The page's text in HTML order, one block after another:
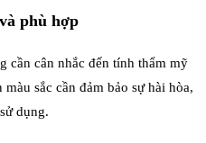
phù hợp
cần cân nhắc đến tính thẩm mỹ
sắc cần đảm bảo sự hài hòa,
dụng.